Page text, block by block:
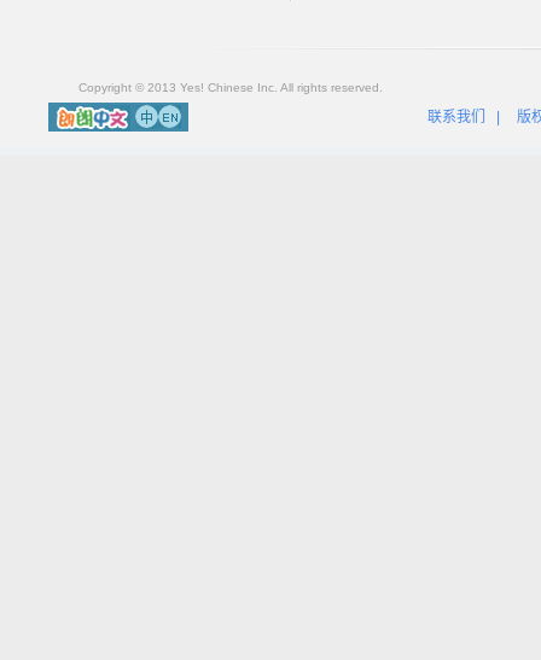
Copyright © 2013 Yes! Chinese Inc. All rights reserved.
联系我们 版